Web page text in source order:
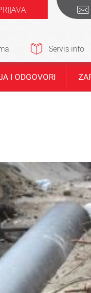
Servis info
I ODGOVORI